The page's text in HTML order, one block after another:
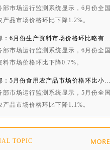
部市场运行监测系统显示，6月份全国
产品市场价格环比下降1.2%。
：6月份生产资料市场价格环比略有...
部市场运行监测系统显示，6月份全国
料市场价格环比下降0.7%。
：5月份食用农产品市场价格环比小...
部市场运行监测系统显示，5月份全国
产品市场价格环比下降1.1%。
TOPIC